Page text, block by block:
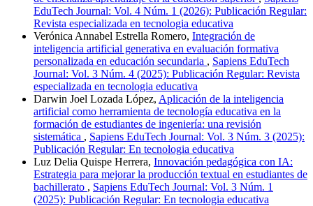
EduTech Journal: Vol. 4 Núm. 1 (2026): Publicación Regular:
Revista especializada en tecnologia educativa
Verónica Annabel Estrella Romero, Integración de
inteligencia artificial generativa en evaluación formativa
personalizada en educación secundaria , Sapiens EduTech
Journal: Vol. 3 Núm. 4 (2025): Publicación Regular: Revista
especializada en tecnologia educativa
Darwin Joel Lozada López, Aplicación de la inteligencia
artificial como herramienta de tecnología educativa en la
formación de estudiantes de ingeniería: una revisión
sistemática , Sapiens EduTech Journal: Vol. 3 Núm. 3 (2025):
Publicación Regular: En tecnologia educativa
Luz Delia Quispe Herrera, Innovación pedagógica con IA:
Estrategia para mejorar la producción textual en estudiantes de
bachillerato , Sapiens EduTech Journal: Vol. 3 Núm. 1
(2025): Publicación Regular: En tecnologia educativa